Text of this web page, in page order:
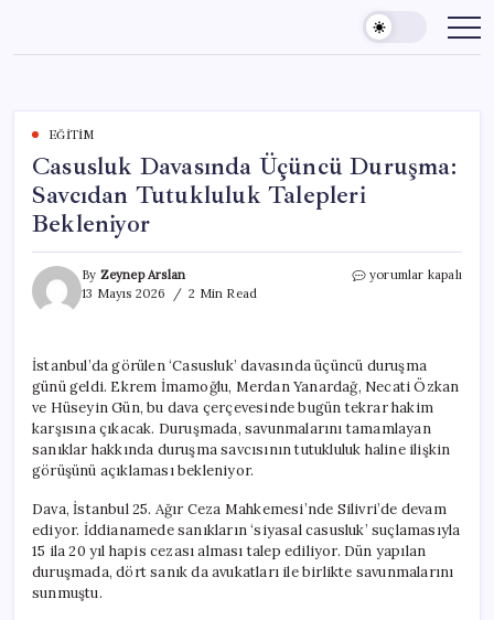
content
EĞITIM
Casusluk Davasında Üçüncü Duruşma:
Savcıdan Tutukluluk Talepleri
Bekleniyor
By Zeynep Arslan
13 Mayıs 2026
2 Min Read
Casusluk
Tutukluluk
Talepleri
Bekleniyor
için
yorumlar kapalı
İstanbul’da görülen ‘Casusluk’ davasında üçüncü duruşma
günü geldi. Ekrem İmamoğlu, Merdan Yanardağ, Necati Özkan
ve Hüseyin Gün, bu dava çerçevesinde bugün tekrar hakim
karşısına çıkacak. Duruşmada, savunmalarını tamamlayan
sanıklar hakkında duruşma savcısının tutukluluk haline ilişkin
görüşünü açıklaması bekleniyor.
Dava, İstanbul 25. Ağır Ceza Mahkemesi’nde Silivri’de devam
ediyor. İddianamede sanıkların ‘siyasal casusluk’ suçlamasıyla
15 ila 20 yıl hapis cezası alması talep ediliyor. Dün yapılan
duruşmada, dört sanık da avukatları ile birlikte savunmalarını
sunmuştu.